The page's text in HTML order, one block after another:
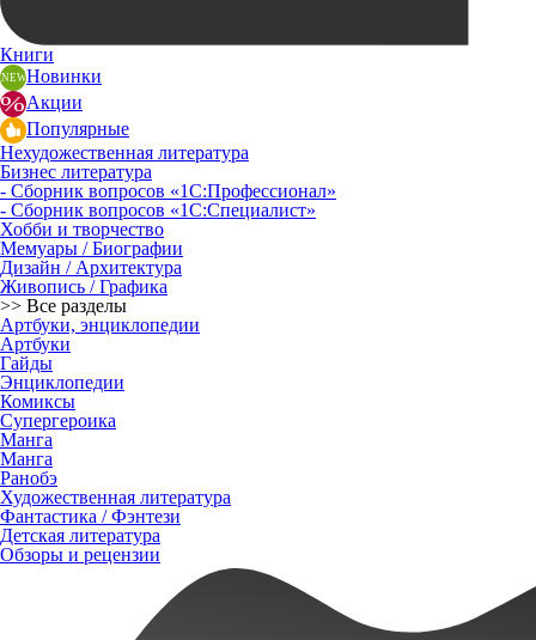
Книги
Новинки
Акции
Популярные
Нехудожественная литература
Бизнес литература
- Сборник вопросов «1С:Профессионал»
- Сборник вопросов «1С:Специалист»
Хобби и творчество
Мемуары / Биографии
Дизайн / Архитектура
Живопись / Графика
>> Все разделы
Артбуки, энциклопедии
Артбуки
Гайды
Энциклопедии
Комиксы
Супергероика
Манга
Манга
Ранобэ
Художественная литература
Фантастика / Фэнтези
Детская литература
Обзоры и рецензии